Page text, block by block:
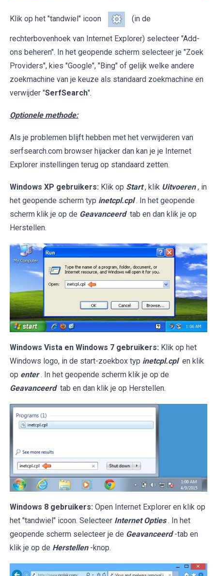
Klik op het "tandwiel" icoon (in de
rechterbovenhoek van Internet Explorer) selecteer "Add-
ons beheren". In het geopende scherm selecteer je "Zoek
Providers", kies "Google", "Bing" of gelijk welke andere
zoekmachine van je keuze als standaard zoekmachine en
verwijder "SerfSearch".
Optionele methode:
Als je problemen blijft hebben met het verwijderen van
serfsearch.com browser hijacker dan kan je je Internet
Explorer instellingen terug op standaard zetten.
Windows XP gebruikers: Klik op Start , klik Uitvoeren , in
het geopende scherm typ inetcpl.cpl . In het geopende
scherm klik je op de Geavanceerd tab en dan klik je op
Herstellen.
Windows Vista en Windows 7 gebruikers: Klik op het
Windows logo, in de start-zoekbox typ inetcpl.cpl en klik
op enter . In het geopende scherm klik je op de
Geavanceerd tab en dan klik je op Herstellen.
Windows 8 gebruikers: Open Internet Explorer en klik op
het "tandwiel" icoon. Selecteer Internet Opties . In het
geopende scherm selecteer je de Geavanceerd -tab en
klik je op de Herstellen -knop.